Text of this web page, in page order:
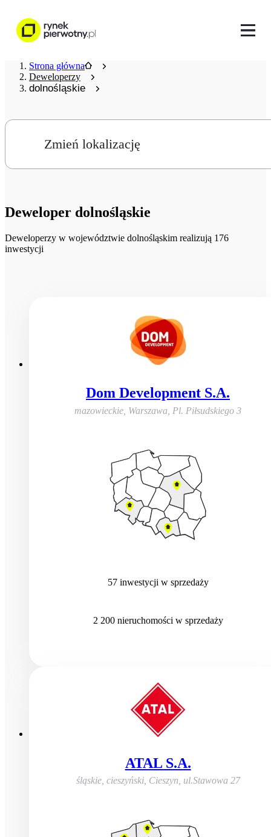
Strona główna
Deweloperzy
dolnośląskie
Zmień lokalizację
Deweloper dolnośląskie
Deweloperzy w województwie dolnośląskim realizują 176
inwestycji
Dom Development S.A.
mazowieckie, Warszawa Pl. Piłsudskiego 3
57 inwestycji w sprzedaży
2 200 nieruchomości w sprzedaży
ATAL S.A.
śląskie, cieszyński, Cieszyn ul.Stawowa 27